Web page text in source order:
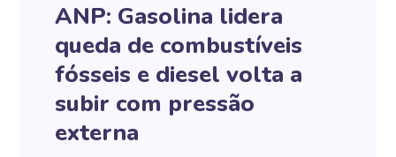
ANP: Gasolina lidera
queda de combustíveis
fósseis e diesel volta a
subir com pressão
externa